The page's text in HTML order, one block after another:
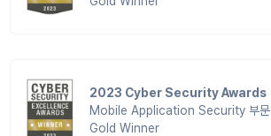
2023 Cyber Security Awards
Mobile Application Security 부문
Gold Winner